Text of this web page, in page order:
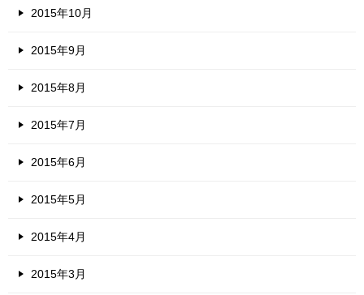
2015年10月
2015年9月
2015年8月
2015年7月
2015年6月
2015年5月
2015年4月
2015年3月